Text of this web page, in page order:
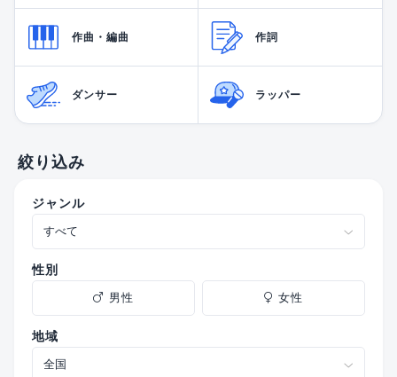
作曲・編曲 作詞
ダンサー ラッパー
絞り込み
ジャンル
性別
男性 女性
地域